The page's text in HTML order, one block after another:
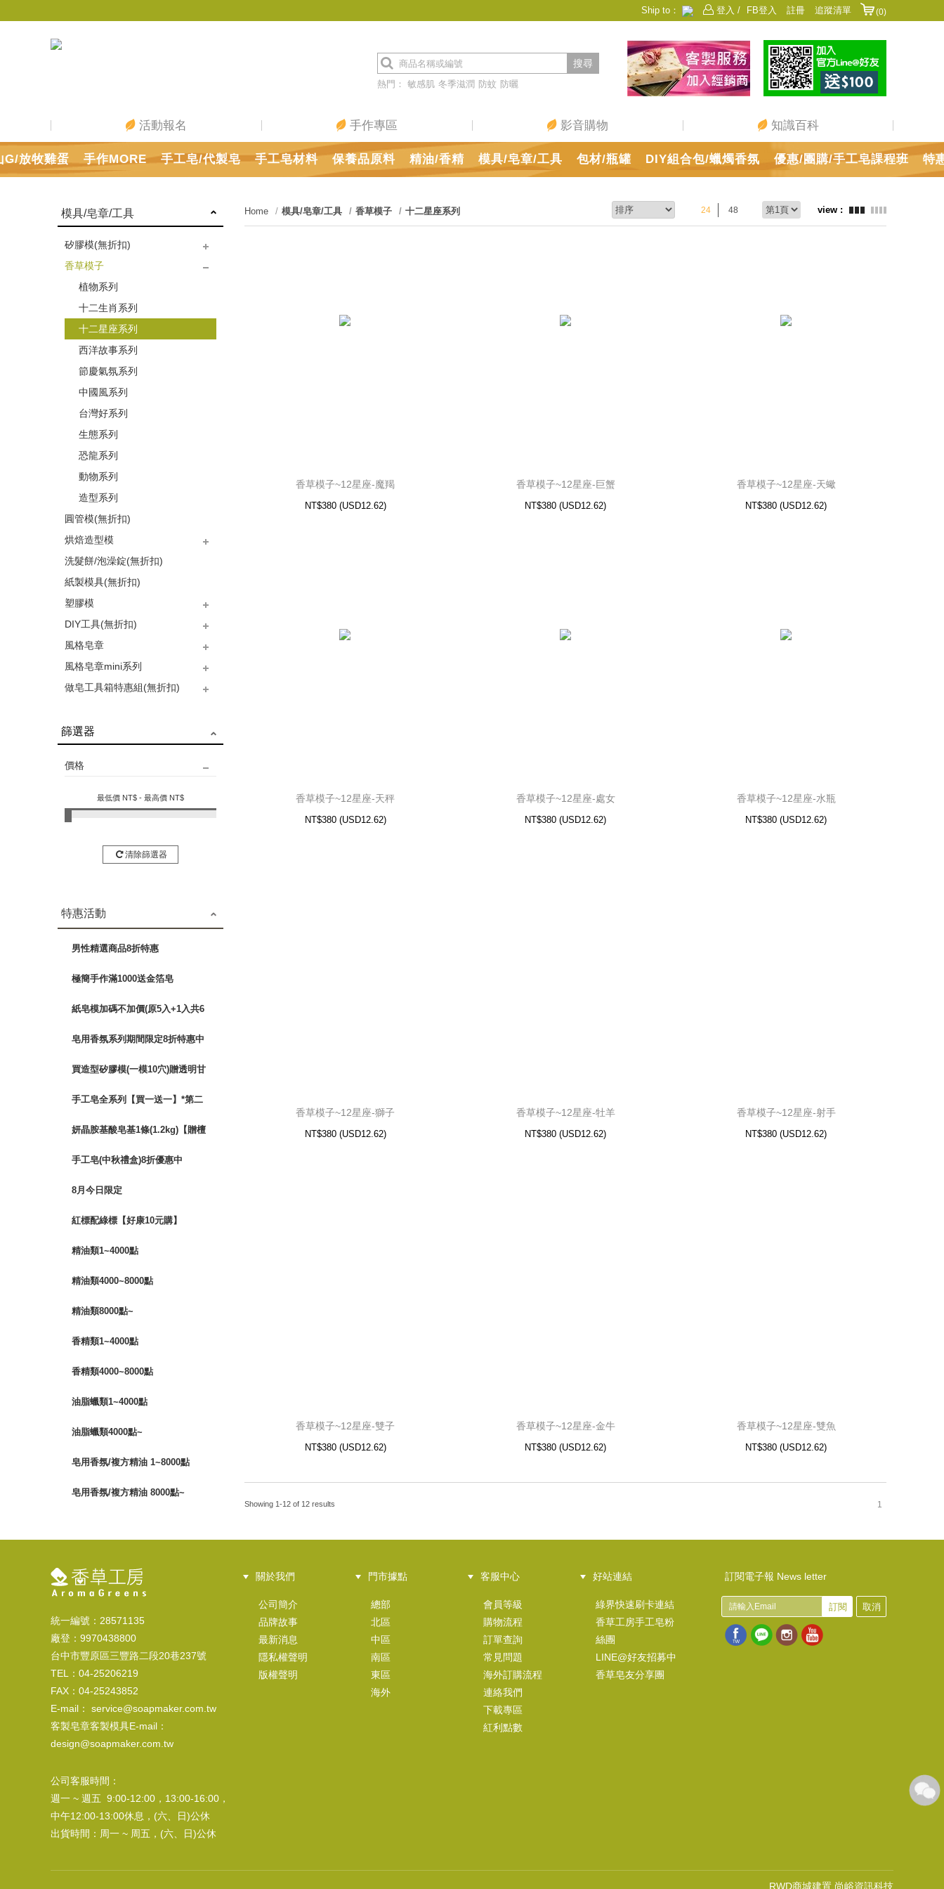
登入 / FB登入 註冊 追蹤清單
Ship to：
香港 日本 中國
澳門 美國 新加坡
熱門： 敏感肌 冬季滋潤 防蚊 防曬
搜尋
G/放牧雞蛋 手作MORE 手工皂/代製皂 手工皂材料 保養品原料 精油/香精 模具/皂章/工具 包材/瓶罐 DIY組合包/蠟燭香氛 優惠/團購/手工皂課程班 特
(0)
活動報名 手作專區 影音購物 知識百科
模具/皂章/工具
矽膠模(無折扣)
方格矽膠模
造型矽膠模
蛋糕皂矽膠模
矽膠模配件
圓球/立體矽膠模
香氛片模具
造形矽膠模(一模10穴)特惠
區
方格矽膠隔版組
香草模子
植物系列
十二生肖系列
十二星座系列
西洋故事系列
節慶氣氛系列
中國風系列
台灣好系列
生態系列
恐龍系列
動物系列
造型系列
圓管模(無折扣)
烘焙造型模
植物系列
馬芬杯系列
可愛系列
圓形系列
甜點系列
方格系列
節慶系列
交通工具系列
動物系列
愛心系列
洗髮餅/泡澡錠(無折扣)
紙製模具(無折扣)
塑膠模
花園系列
皂盤系列
功能系列
圖案花紋系列
心型系列
西洋系列
海洋系列
動物系列
立體系列
DIY工具(無折扣)
作皂常用工具
切皂/修皂器
其他工具
壓模工具
風格皂章
A 自然系列
B 動物系列
C 圖案系列
D 人物系列
E 文字系列
F 祝福系列
G 節慶系列
H 手作系列
L 婚禮系列
R 台灣系列
S 十二星座系列
T 十二生肖系列
U 日期蓋章系列
風格皂章mini系列
MA 迎喜新年系列
MB 繽紛聖誕系列
MC 濃情密意系列
MD小小動物系列
ME 圖案系列
做皂工具箱特惠組(無折扣)
篩選器
價格
最低價 NT$ - 最高價 NT$
清除篩選器
特惠活動
男性精選商品8折特惠
極簡手作滿1000送金箔皂
紙皂模加碼不加價(原5入+1入共6
皂用香氛系列期間限定8折特惠中
買造型矽膠模(一模10穴)贈透明甘
手工皂全系列【買一送一】*第二
妍晶胺基酸皂基1條(1.2kg)【贈檀
手工皂(中秋禮盒)8折優惠中
8月今日限定
紅標配綠標【好康10元購】
精油類1~4000點
精油類4000~8000點
精油類8000點~
香精類1~4000點
香精類4000~8000點
油脂蠟類1~4000點
油脂蠟類4000點~
皂用香氛/複方精油 1~8000點
皂用香氛/複方精油 8000點~
Home 模具/皂章/工具 香草模子 十二星座系列 24 48
香草模子~12星座-魔羯
NT$380(USD12.62)
香草模子~12星座-魔羯
香草模子~12星座-巨蟹
NT$380 (USD12.62)
香草模子~12星座-巨蟹
香草模子~12星座-天蠍
NT$380 (USD12.62)
香草模子~12星座-天蠍
香草模子~12星座-天秤
NT$380(USD12.62)
香草模子~12星座-處女
NT$380 (USD12.62)
香草模子~12星座-水瓶
NT$380 (USD12.62)
香草模子~12星座-獅子
NT$380(USD12.62)
香草模子~12星座-牡羊
NT$380 (USD12.62)
香草模子~12星座-射手
NT$380 (USD12.62)
香草模子~12星座-雙子
NT$380(USD12.62)
香草模子~12星座-雙子
NT$380 (
香草模子~12星座-金牛
NT$380 (USD12.62)
香草模子~12星座-金牛
NT$380 (
香草模子~12星座-雙魚
NT$380 (USD12.62)
香草模子~12星座-雙魚
USD
12.62)
Showing 1-12 of 12 results 1
統一編號：28571135
廠登：9970438800
台中市豐原區三豐路二段20巷237號
TEL：04-25206219
FAX：04-25243852
E-mail： service@soapmaker.com.tw
客製皂章客製模具E-mail：
design@soapmaker.com.tw
公司客服時間：
週一 ~ 週五 9:00-12:00，13:00-16:00，
中午12:00-13:00休息，(六、日)公休
出貨時間：周一 ~ 周五，(六、日)公休
關於我們
公司簡介
品牌故事
最新消息
隱私權聲明
版權聲明
門市據點
總部
北區
中區
南區
東區
海外
客服中心
會員等級
購物流程
訂單查詢
常見問題
海外訂購流程
連絡我們
下載專區
紅利點數
好站連結
綠界快速刷卡連結
香草工房手工皂粉
絲團
LINE@好友招募中
香草皂友分享團
訂閱電子報 News letter
訂閱 取消
RWD商城建置 尚峪資訊科技